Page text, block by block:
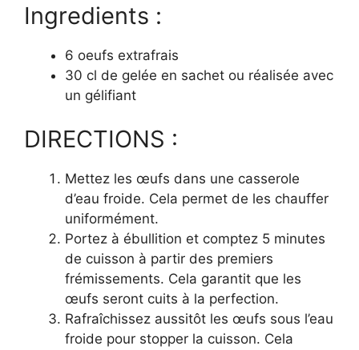
Ingredients :
6 oeufs extrafrais
30 cl de gelée en sachet ou réalisée avec
un gélifiant
DIRECTIONS :
Mettez les œufs dans une casserole
d’eau froide. Cela permet de les chauffer
uniformément.
Portez à ébullition et comptez 5 minutes
de cuisson à partir des premiers
frémissements. Cela garantit que les
œufs seront cuits à la perfection.
Rafraîchissez aussitôt les œufs sous l’eau
froide pour stopper la cuisson. Cela